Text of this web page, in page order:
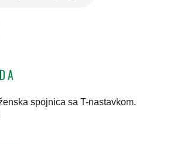
spojnica sa T-nastavkom.